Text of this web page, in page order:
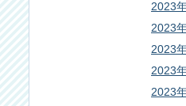
2023
2023
2023
2023
2023